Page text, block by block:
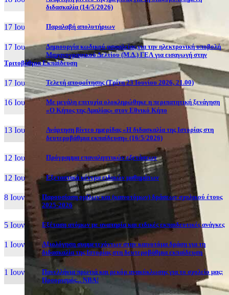
διδασκαλία (14/5/2026)
17 Ιουν, 26 Παραλαβή απολυτήριων
17 Ιουν, 26
Δημιουργία κωδικού ασφαλείας για την ηλεκτρονική υποβολή
Μηχανογραφικού Δελτίου (Μ.Δ.) ΓΕΛ για εισαγωγή στην
Τριτοβάθμια Εκπαίδευση
17 Ιουν, 26 Τελετή αποφοίτησης (Τρίτη 23 Ιουνίου 2026, 21.00)
16 Ιουν, 26
Με μεγάλη επιτυχία ολοκληρώθηκε η περιπατητική ξενάγηση
«Ο Κήπος της Αμαλίας» στον Εθνικό Κήπο
13 Ιουν, 26
Ανάρτηση βίντεο ημερίδας «Η διδασκαλία της Ιστορίας στη
δευτεροβάθμια εκπαίδευση» (16/5/2026)
12 Ιουν, 26 Πρόγραμμα επαναληπτικών εξετάσεων
12 Ιουν, 26 Εξεταστικά κέντρα ειδικών μαθημάτων
8 Ιουν, 26
Παρουσίαση ομίλων και (καινοτόμων) δράσεων σχολικού έτους
2025-2026
5 Ιουν, 26 Εξέταση ατόμων με αναπηρία και ειδικές εκπαιδευτικές ανάγκες
1 Ιουν, 26
Αξιολόγηση συμμετεχόντων στην καινοτόμα δράση για τη
διδασκαλία της Ιστορίας στη δευτεροβάθμια εκπαίδευση
1 Ιουν, 26
Πανελλήνια πρωτιά και ρεκόρ ανακύκλωσης για το σχολείο μας:
Προορισμός... NBA!